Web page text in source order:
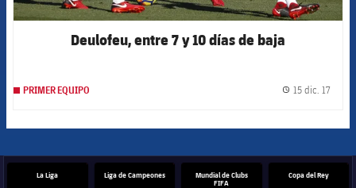
Deulofeu, entre 7 y 10 días de baja
PRIMER EQUIPO 15 dic. 17
La Liga Liga de Campeones
Mundial de Clubs
FIFA
Copa del Rey